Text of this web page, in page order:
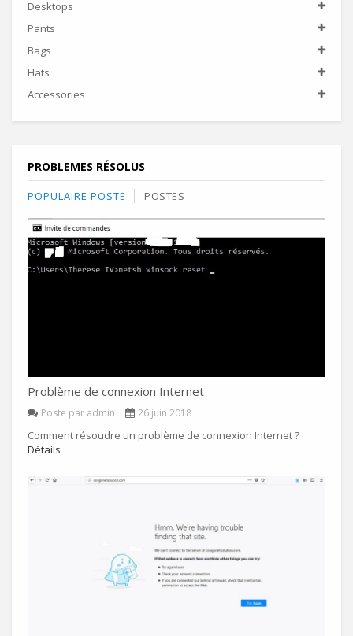
Desktops
Pants
Bags
Hats
Accessories
PROBLEMES RÉSOLUS
POPULAIRE POSTE POSTES
Problème de connexion Internet
Poste par admin 26 juin 2018
Comment résoudre un problème de connexion Internet ?
Détails